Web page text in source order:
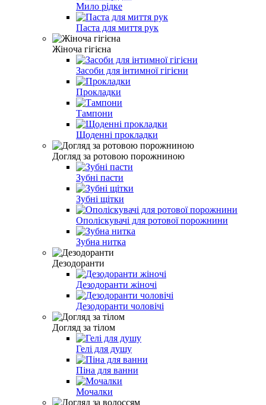
Мило рідке
Паста для миття рук
Жіноча гігієна
Засоби для інтимної гігієни
Прокладки
Тампони
Щоденні прокладки
Догляд за ротовою порожниною
Зубні пасти
Зубні щітки
Ополіскувачі для ротової порожнини
Зубна нитка
Дезодоранти
Дезодоранти жіночі
Дезодоранти чоловічі
Догляд за тілом
Гелі для душу
Піна для ванни
Мочалки